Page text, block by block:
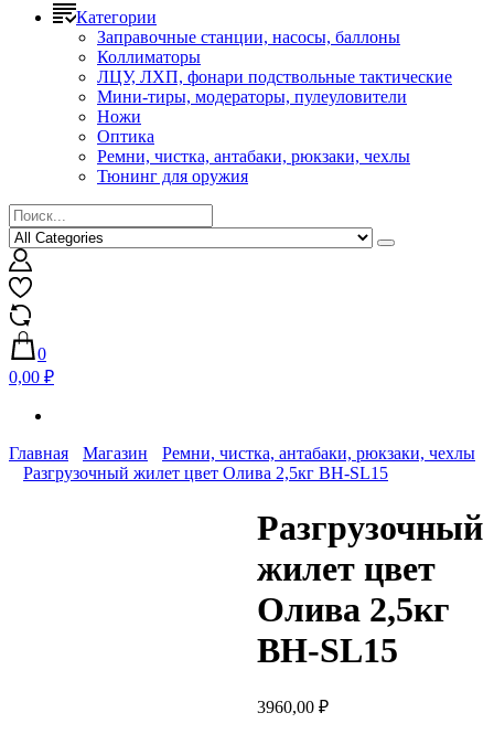
Категории
Заправочные станции, насосы, баллоны
Коллиматоры
ЛЦУ, ЛХП, фонари подствольные тактические
Мини-тиры, модераторы, пулеуловители
Ножи
Оптика
Ремни, чистка, антабаки, рюкзаки, чехлы
Тюнинг для оружия
0
0,00 ₽
Главная Магазин
Ремни, чистка, антабаки, рюкзаки, чехлы
Разгрузочный жилет цвет Олива 2,5кг BH-SL15
Разгрузочный
жилет цвет
Олива 2,5кг
BH-SL15
3960,00 ₽